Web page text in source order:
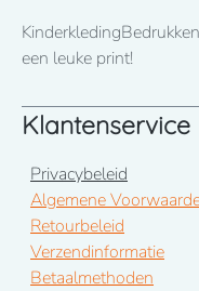
een leuke print!
Klantenservice
Privacybeleid
Algemene
Retourbeleid
Verzendinformatie
Betaalmethoden